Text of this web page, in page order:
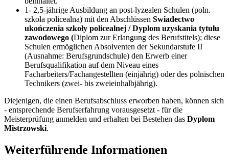
1- 2,5-jährige Ausbildung an post-lyzealen Schulen (poln.
szkoła policealna) mit den Abschlüssen Swiadectwo
ukończenia szkoły policealnej / Dyplom uzyskania tytułu
zawodowego (Diplom zur Erlangung des Berufstitels); diese
Schulen ermöglichen Absolventen der Sekundarstufe II
(Ausnahme: Berufsgrundschule) den Erwerb einer
Berufsqualifikation auf dem Niveau eines
Facharbeiters/Fachangestellten (einjährig) oder des polnischen
Technikers (zwei- bis zweieinhalbjährig).
Diejenigen, die einen Berufsabschluss erworben haben, können sich
- entsprechende Berufserfahrung vorausgesetzt - für die
Meisterprüfung anmelden und erhalten bei Bestehen das Dyplom
Mistrzowski.
Weiterführende Informationen